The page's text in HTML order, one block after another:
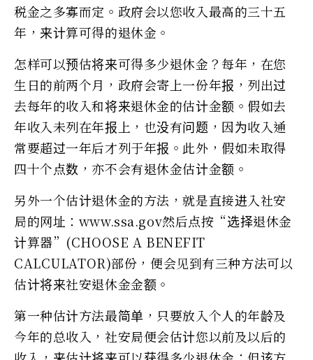
税金之多寡而定。政府会以您收入最高的三十五
年，来计算可得的退休金。
怎样可以预估将来可得多少退休金？每年，在您
生日的前两个月，政府会寄上一份年报，列出过
去每年的收入和将来退休金的估计金额。假如去
年收入未列在年报上，也没有问题，因为收入通
常要超过一年后才列于年报。此外，假如未取得
四十个点数，亦不会有退休金估计金额。
另外一个估计退休金的方法，就是直接进入社安
局的网址：www.ssa.gov然后点按“选择退休金
计算器”(CHOOSE A BENEFIT
CALCULATOR)部份，便会见到有三种方法可以
估计将来社安退休金金额。
第一种估计方法最简单，只要放入个人的年龄及
今年的总收入，社安局便会估计您以前及以后的